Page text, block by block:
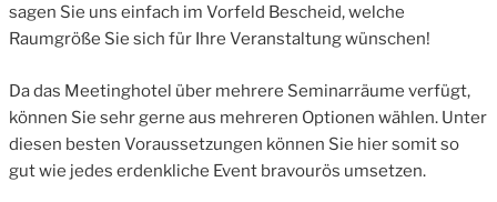
sagen Sie uns einfach im Vorfeld Bescheid, welche
Raumgröße Sie sich für Ihre Veranstaltung wünschen!
Da das Meetinghotel über mehrere Seminarräume verfügt,
können Sie sehr gerne aus mehreren Optionen wählen. Unter
diesen besten Voraussetzungen können Sie hier somit so
gut wie jedes erdenkliche Event bravourös umsetzen.